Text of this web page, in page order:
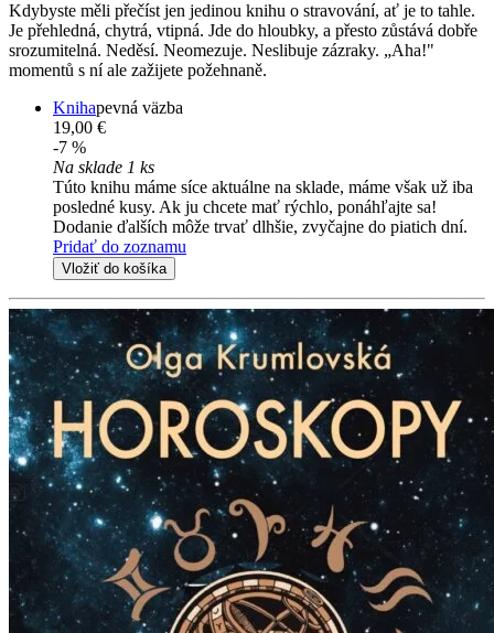
Kdybyste měli přečíst jen jedinou knihu o stravování, ať je to tahle.
Je přehledná, chytrá, vtipná. Jde do hloubky, a přesto zůstává dobře
srozumitelná. Neděsí. Neomezuje. Neslibuje zázraky. „Aha!"
momentů s ní ale zažijete požehnaně.
Knihapevná väzba
19,00 €
-7 %
Na sklade 1 ks
Túto knihu máme síce aktuálne na sklade, máme však už iba
posledné kusy. Ak ju chcete mať rýchlo, ponáhľajte sa!
Dodanie ďalších môže trvať dlhšie, zvyčajne do piatich dní.
Pridať do zoznamu
Vložiť do košíka